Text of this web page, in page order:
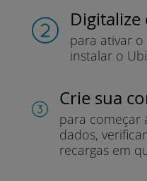
Digitalize
para ativar
instalar o
Crie sua
para começar
dados,
recargas em